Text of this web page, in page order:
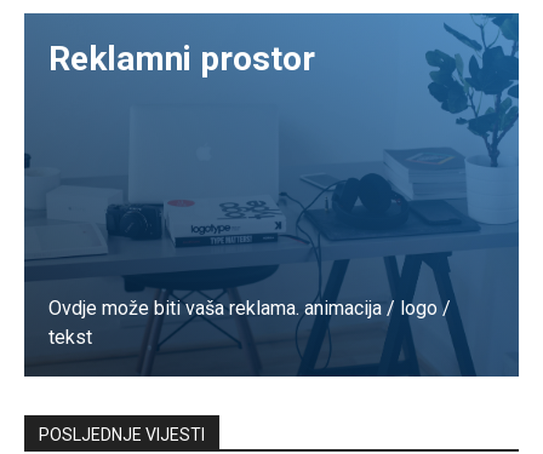
Reklamni prostor
Ovdje može biti vaša reklama. animacija / logo /
tekst
Kontaktirajte nas
POSLJEDNJE VIJESTI